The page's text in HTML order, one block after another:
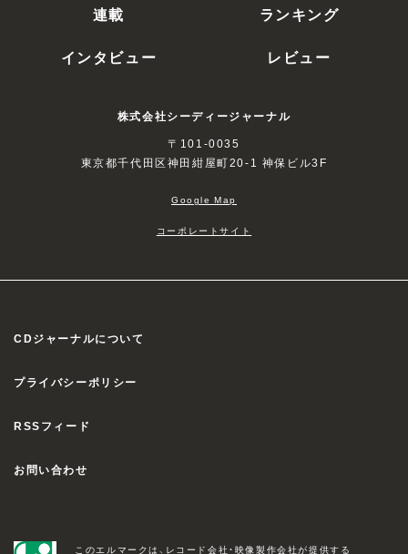
連載
ランキング
インタビュー
レビュー
株式会社シーディージャーナル
〒101-0035
東京都千代田区神田紺屋町20-1 神保ビル3F
Google Map
コーポレートサイト
CDジャーナルについて
プライバシーポリシー
RSSフィード
お問い合わせ
このエルマークは、レコード会社・映像製作会社が提供する